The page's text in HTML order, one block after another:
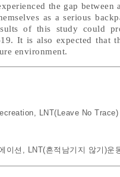
the gap
as a serious
of this study could
It is also expected that
environment.
, LNT(Leave No
이션 , LNT(흔적남기지 않기)운